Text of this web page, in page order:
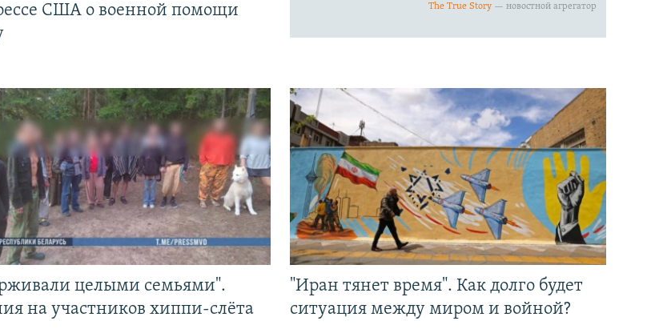
США о военной помощи
целыми семьями".
на участников хиппи-слёта
"Иран тянет время". Как долго будет
ситуация между миром и войной?